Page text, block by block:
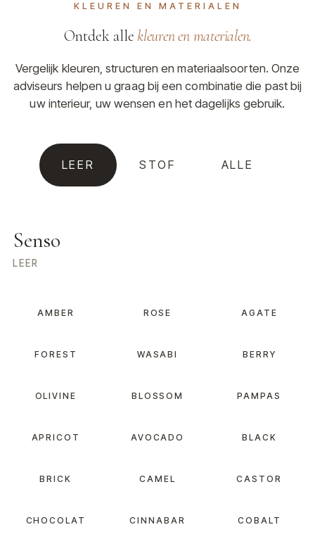
KLEUREN EN MATERIALEN
Ontdek alle kleuren en materialen.
Vergelijk kleuren, structuren en materiaalsoorten. Onze
adviseurs helpen u graag bij een combinatie die past bij
uw interieur, uw wensen en het dagelijks gebruik.
LEER STOF ALLE
Senso
LEER
AMBER ROSE AGATE
FOREST WASABI BERRY
OLIVINE BLOSSOM PAMPAS
APRICOT AVOCADO BLACK
BRICK CAMEL CASTOR
CHOCOLAT CINNABAR COBALT